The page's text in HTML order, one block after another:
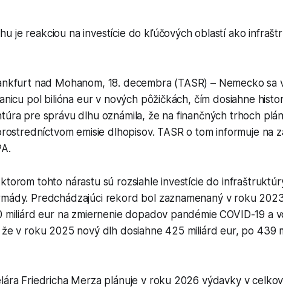
je reakciou na investície do kľúčových oblastí ako
nad Mohanom, 18. decembra (TASR) – Nemecko
pol bilióna eur v nových pôžičkách, čím dosiahne
pre správu dlhu oznámila, že na finančných trhoch
emisie dlhopisov. TASR o tom informuje na
tohto nárastu sú rozsiahle investície do
Predchádzajúci rekord bol zaznamenaný v roku
miliárd eur na zmiernenie dopadov pandémie COVID-19 a
že v roku 2025 nový dlh dosiahne 425 miliárd eur, po 439
Friedricha Merza plánuje v roku 2026 výdavky v